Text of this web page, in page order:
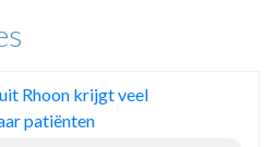
Rhoon krijgt veel
patiënten